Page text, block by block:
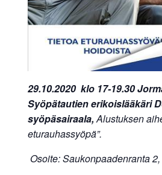
29.10.2020 klo 17-19.30
Syöpätautien erikoislääkäri
syöpäsairaala,Alustuksen
eturauhassyöpä”.
Osoite: Saukonpaadenranta